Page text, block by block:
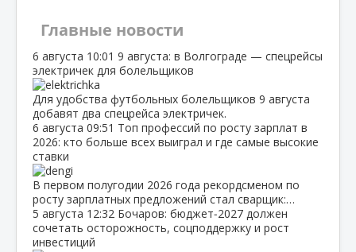
Главные новости
6 августа 10:01 9 августа: в Волгограде — спецрейсы
электричек для болельщиков
Для удобства футбольных болельщиков 9 августа
добавят два спецрейса электричек.
6 августа 09:51 Топ профессий по росту зарплат в
2026: кто больше всех выиграл и где самые высокие
ставки
В первом полугодии 2026 года рекордсменом по
росту зарплатных предложений стал сварщик:…
5 августа 12:32 Бочаров: бюджет‑2027 должен
сочетать осторожность, соцподдержку и рост
инвестиций